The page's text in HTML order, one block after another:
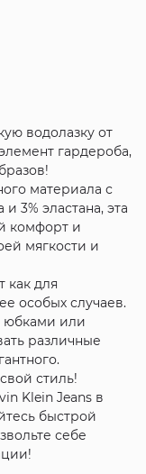
водолазку от
гардероба,
материала с
3% эластана, эта
комфорт и
мягкости и
как для
особых случаев.
юбками или
различные
стиль!
Klein Jeans в
быстрой
себе